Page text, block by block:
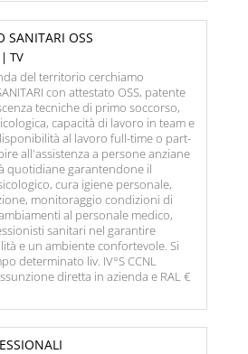
SANITARI OSS
TV
del territorio cerchiamo
con attestato OSS, patente
tecniche di primo soccorso,
capacità di lavoro in team e
al lavoro full-time o part-
all'assistenza a persone anziane
quotidiane garantendone il
cura igiene personale,
monitoraggio condizioni di
al personale medico,
sanitari nel garantire
e un ambiente confortevole. Si
determinato liv. IV°S CCNL
diretta in azienda e RAL €